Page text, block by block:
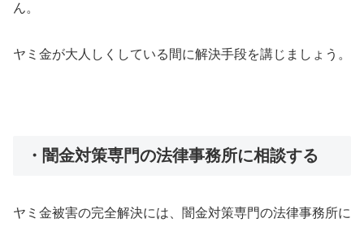
ん。
ヤミ金が大人しくしている間に解決手段を講じましょう。
・闇金対策専門の法律事務所に相談する
ヤミ金被害の完全解決には、闇金対策専門の法律事務所に